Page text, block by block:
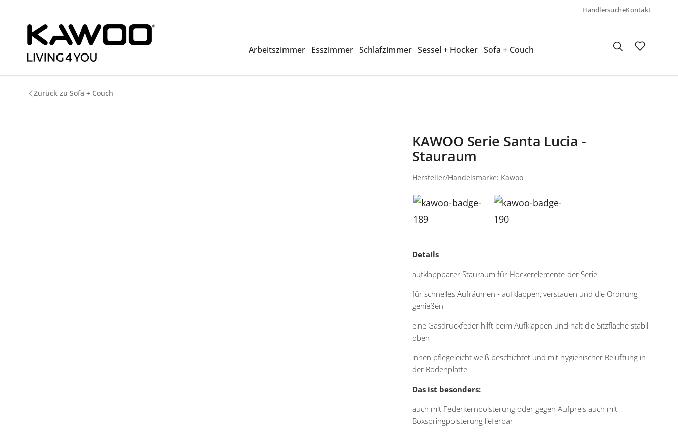
HändlersucheKontakt
Arbeitszimmer Esszimmer Schlafzimmer Sessel + Hocker Sofa + Couch
Zurück zu Sofa + Couch
KAWOO Serie Santa Lucia -
Stauraum
Hersteller/Handelsmarke: Kawoo
Details
aufklappbarer Stauraum für Hockerelemente der Serie
für schnelles Aufräumen - aufklappen, verstauen und die Ordnung
genießen
eine Gasdruckfeder hilft beim Aufklappen und hält die Sitzfläche stabil
oben
innen pflegeleicht weiß beschichtet und mit hygienischer Belüftung in
der Bodenplatte
Das ist besonders:
auch mit Federkernpolsterung oder gegen Aufpreis auch mit
Boxspringpolsterung lieferbar